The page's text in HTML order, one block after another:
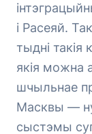
і Расеяй.
тыдні такія
якія можна
шчыльнае
Масквы —
сыстэмы